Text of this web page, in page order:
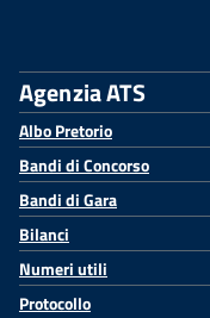
Agenzia ATS
Albo Pretorio
Bandi di Concorso
Bandi di Gara
Bilanci
Numeri utili
Protocollo